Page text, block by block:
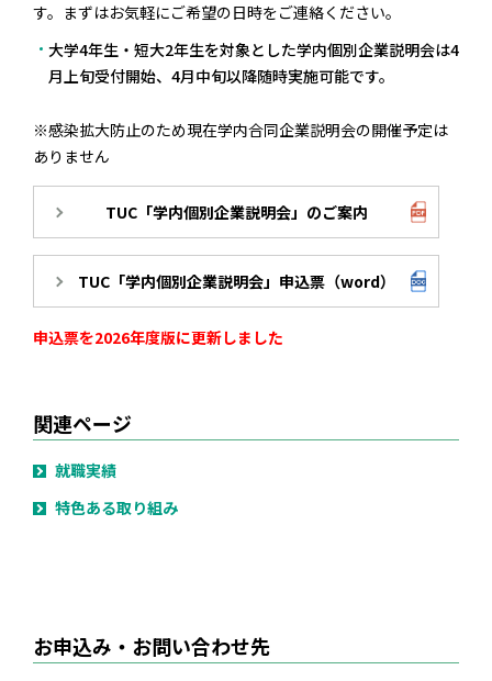
す。まずはお気軽にご希望の日時をご連絡ください。
大学4年生・短大2年生を対象とした学内個別企業説明会は4
月上旬受付開始、4月中旬以降随時実施可能です。
※感染拡大防止のため現在学内合同企業説明会の開催予定は
ありません
TUC「学内個別企業説明会」のご案内
TUC「学内個別企業説明会」申込票（word）
申込票を2026年度版に更新しました
関連ページ
就職実績
特色ある取り組み
お申込み・お問い合わせ先